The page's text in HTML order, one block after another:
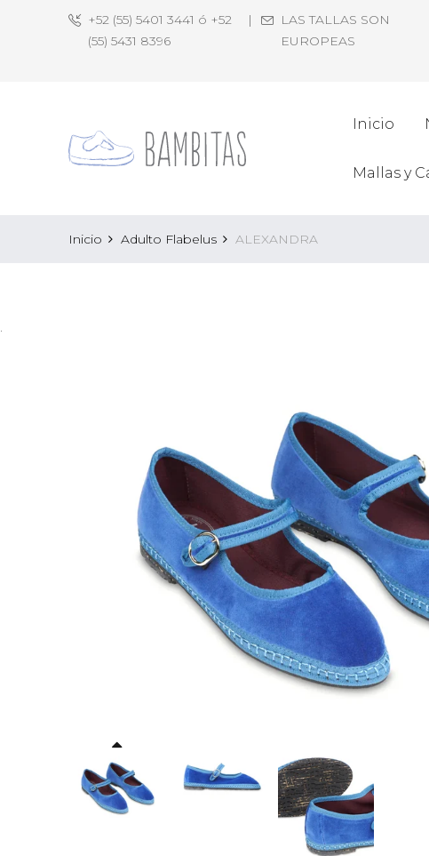
+52 (55) 5401 3441 ó +52
(55) 5431 8396
|
LAS TALLAS SON
EUROPEAS
Inicio
Mallas y
Inicio Adulto Flabelus ALEXANDRA
.